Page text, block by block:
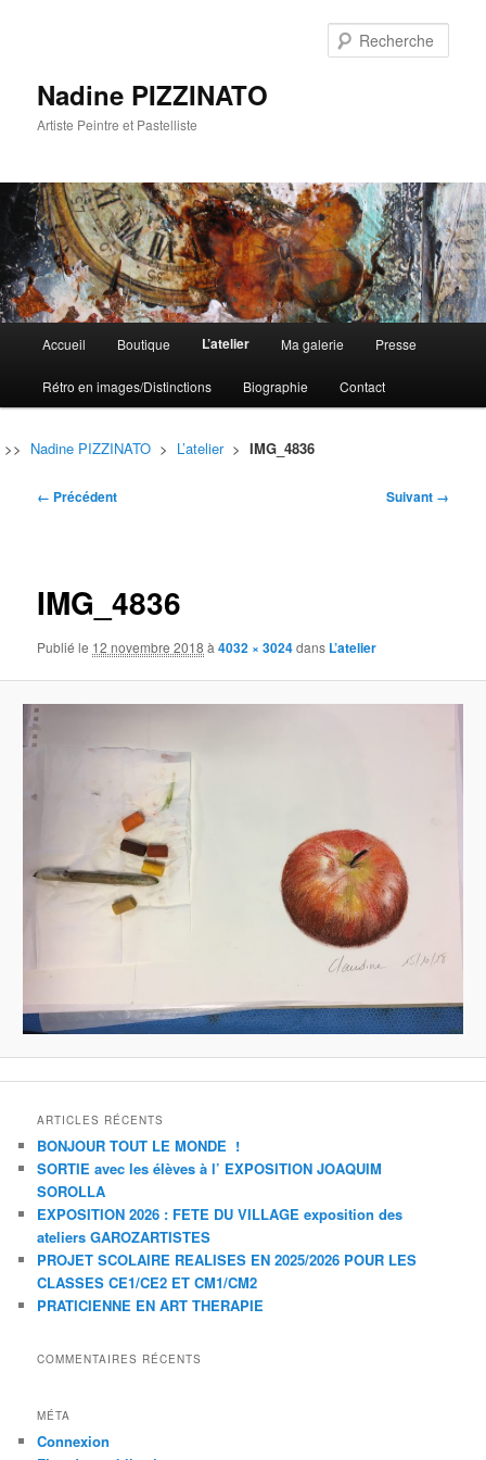
Nadine PIZZINATO
Artiste Peintre et Pastelliste
principal
Aller
au
contenu
principal
Aller
au
contenu
secondaire
Accueil Boutique L’atelier Ma galerie Presse
Rétro en images/Distinctions Biographie Contact
>> Nadine PIZZINATO > L’atelier> IMG_4836
Navigation
← Précédent Suivant →
IMG_4836
Publié le 12 novembre 2018 à4032 × 3024dans L’atelier
ARTICLES RÉCENTS
BONJOUR TOUT LE MONDE !
SORTIE avec les élèves à l’ EXPOSITION JOAQUIM
SOROLLA
EXPOSITION 2026 : FETE DU VILLAGE exposition des
ateliers GAROZARTISTES
PROJET SCOLAIRE REALISES EN 2025/2026 POUR LES
CLASSES CE1/CE2 ET CM1/CM2
PRATICIENNE EN ART THERAPIE
COMMENTAIRES RÉCENTS
MÉTA
Connexion